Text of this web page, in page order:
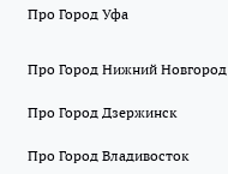
Про Город Уфа
Про Город Нижний Новгород
Про Город Дзержинск
Про Город Владивосток